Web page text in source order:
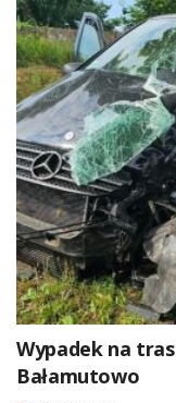
Wypadek na
Bałamutowo